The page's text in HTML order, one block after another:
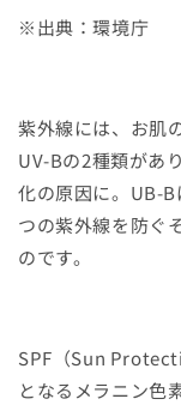
※出典：環境庁
紫外線には、お肌
UV-Bの2種類があ
化の原因に。UB-
つの紫外線を防ぐ
のです。
SPF（Sun
となるメラニン色